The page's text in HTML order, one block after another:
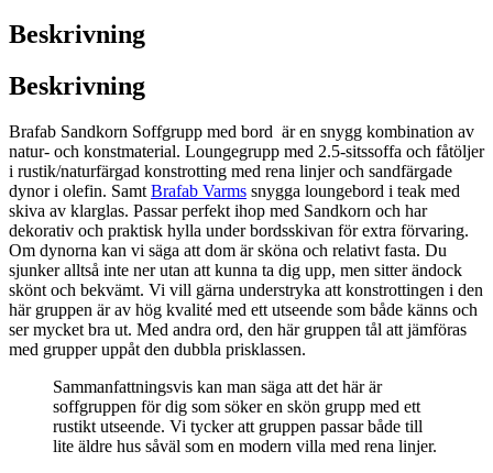
med
bord
Beskrivning
Beskrivning
Brafab Sandkorn Soffgrupp med bord är en snygg kombination av
natur- och konstmaterial. Loungegrupp med 2.5-sitssoffa och fåtöljer
i rustik/naturfärgad konstrotting med rena linjer och sandfärgade
dynor i olefin. SamtBrafab Varms snygga loungebord i teak med
skiva av klarglas. Passar perfekt ihop med Sandkorn och har
dekorativ och praktisk hylla under bordsskivan för extra förvaring.
Om dynorna kan vi säga att dom är sköna och relativt fasta. Du
sjunker alltså inte ner utan att kunna ta dig upp, men sitter ändock
skönt och bekvämt. Vi vill gärna understryka att konstrottingen i den
här gruppen är av hög kvalité med ett utseende som både känns och
ser mycket bra ut. Med andra ord, den här gruppen tål att jämföras
med grupper uppåt den dubbla prisklassen.
Sammanfattningsvis kan man säga att det här är
soffgruppen för dig som söker en skön grupp med ett
rustikt utseende. Vi tycker att gruppen passar både till
lite äldre hus såväl som en modern villa med rena linjer.